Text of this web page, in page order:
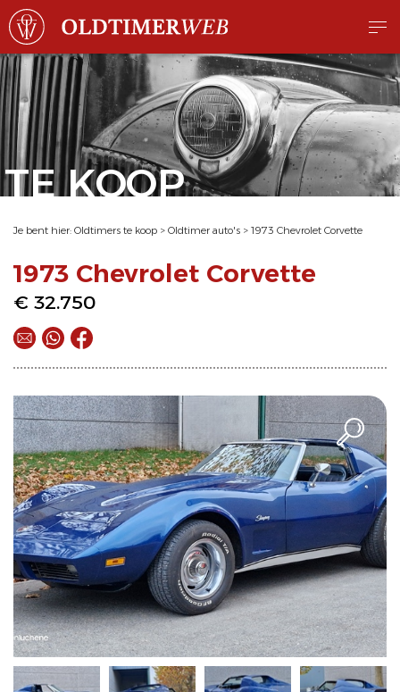
TE KOOP
Je bent hier: Oldtimers te koop > Oldtimer auto's > 1973 Chevrolet Corvette
1973 Chevrolet Corvette
€ 32.750